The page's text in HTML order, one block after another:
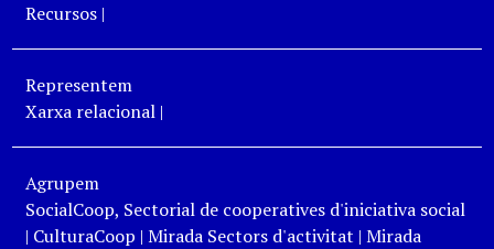
Recursos|
Representem
Xarxa relacional|
Agrupem
SocialCoop, Sectorial de cooperatives d'iniciativa social
| CulturaCoop | Mirada Sectors d'activitat | Mirada